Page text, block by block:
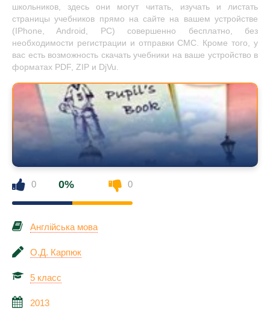
школьников, здесь они могут читать, изучать и листать
страницы учебников прямо на сайте на вашем устройстве
(IPhone, Android, PC) совершенно бесплатно, без
необходимости регистрации и отправки СМС. Кроме того, у
вас есть возможность скачать учебники на ваше устройство в
форматах PDF, ZIP и DjVu.
0 0% 0
Англійська мова
О.Д. Карпюк
5 класс
2013